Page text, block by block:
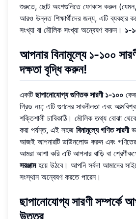
শুরুতে, ছোট অংশগুলিতে ফোকাস করুন
আরও উন্নত শিক্ষার্থীদের জন্য, এটি ব্যবহার
সংখ্যা বা মৌলিক সংখ্যা অন্বেষণ করুন। ১-
আপনার বিনামূল্যে ১-১০০
দক্ষতা বৃদ্ধি করুন!
একটি ছাপানোযোগ্য গুণিতক সারণী ১-১০০
গ্রিড নয়; এটি গুণনের সাবলীলতা এবং
শক্তিশালী চাবিকাঠি। মৌলিক তথ্য বোঝা
করা পর্যন্ত, এই সহজ বিনামূল্যে গণিত সারণী
আজই আপনারটি ডাউনলোড করুন এবং গণিতের
আমরা আশা করি এটি আপনার বাড়ি বা
সরঞ্জামহয়ে উঠবে। আপনি সর্বদা আমাদের
সংস্থান অন্বেষণকরতে পারেন।
ছাপানোযোগ্য সারণী সম্পর্কে